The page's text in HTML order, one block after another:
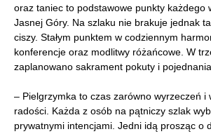
oraz taniec to podstawowe punkty każdego
Jasnej Góry. Na szlaku nie brakuje jednak
ciszy. Stałym punktem w codziennym
konferencje oraz modlitwy różańcowe. W
zaplanowano sakrament pokuty i pojednania.
– Pielgrzymka to czas zarówno wyrzeczeń i
radości. Każda z osób na pątniczy szlak
prywatnymi intencjami. Jedni idą prosząc o